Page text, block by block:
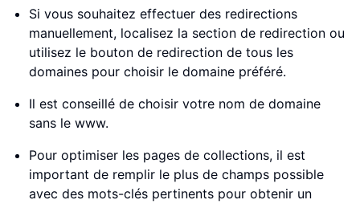
Si vous souhaitez effectuer des redirections
manuellement, localisez la section de redirection ou
utilisez le bouton de redirection de tous les
domaines pour choisir le domaine préféré.
Il est conseillé de choisir votre nom de domaine
sans le www.
Pour optimiser les pages de collections, il est
important de remplir le plus de champs possible
avec des mots-clés pertinents pour obtenir un